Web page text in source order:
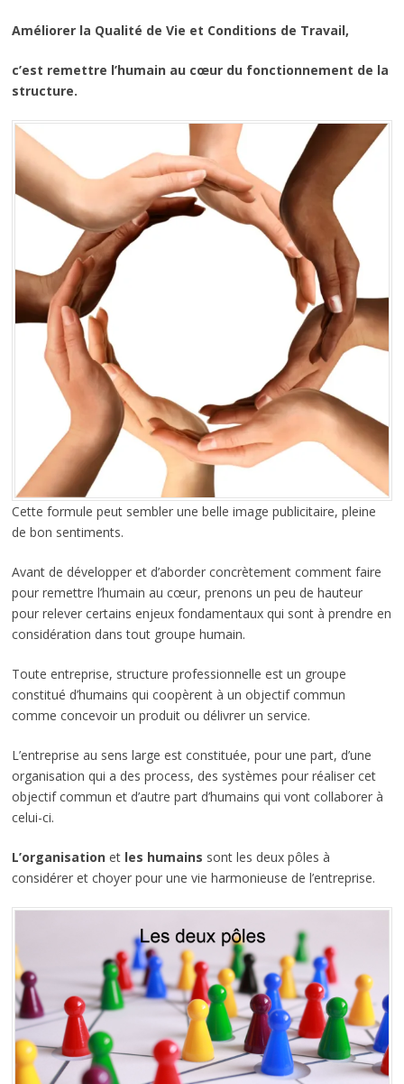
Améliorer la Qualité de Vie et Conditions de Travail,
c’est remettre l’humain au cœur du fonctionnement de la
structure.
Cette formule peut sembler une belle image publicitaire, pleine
de bon sentiments.
Avant de développer et d’aborder concrètement comment faire
pour remettre l’humain au cœur, prenons un peu de hauteur
pour relever certains enjeux fondamentaux qui sont à prendre en
considération dans tout groupe humain.
Toute entreprise, structure professionnelle est un groupe
constitué d’humains qui coopèrent à un objectif commun
comme concevoir un produit ou délivrer un service.
L’entreprise au sens large est constituée, pour une part, d’une
organisation qui a des process, des systèmes pour réaliser cet
objectif commun et d’autre part d’humains qui vont collaborer à
celui-ci.
L’organisationet les humains sont les deux pôles à
considérer et choyer pour une vie harmonieuse de l’entreprise.